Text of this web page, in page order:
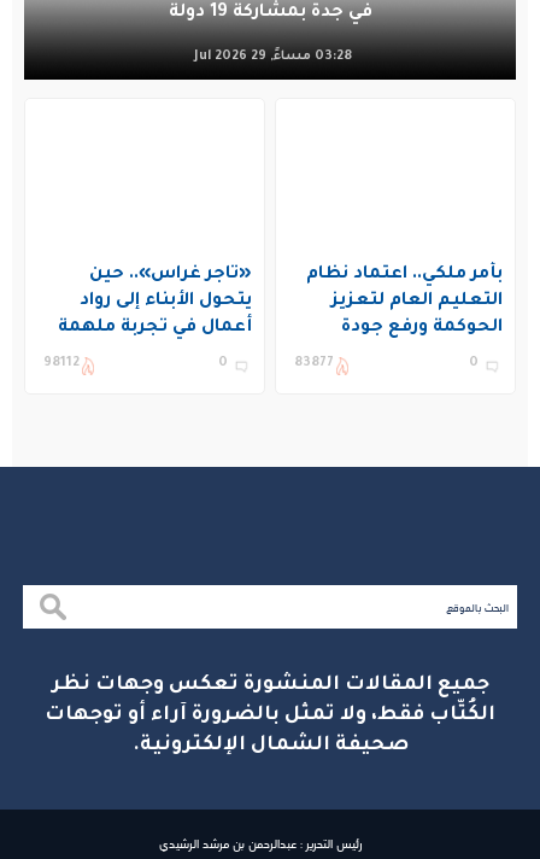
في جدة بمشاركة 19 دولة
03:28 مساءً, 29 Jul 2026
بأمر ملكي.. اعتماد نظام
التعليم العام لتعزيز
الحوكمة ورفع جودة
التعليم في المملكة
0
83877
«تاجر غراس».. حين
يتحول الأبناء إلى رواد
أعمال في تجربة ملهمة
بنادي غراس الصيفي
0
98112
جميع المقالات المنشورة تعكس وجهات نظر
الكُتّاب فقط، ولا تمثل بالضرورة آراء أو توجهات
صحيفة الشمال الإلكترونية.
رئيس التحرير : عبدالرحمن بن مرشد الرشيدي